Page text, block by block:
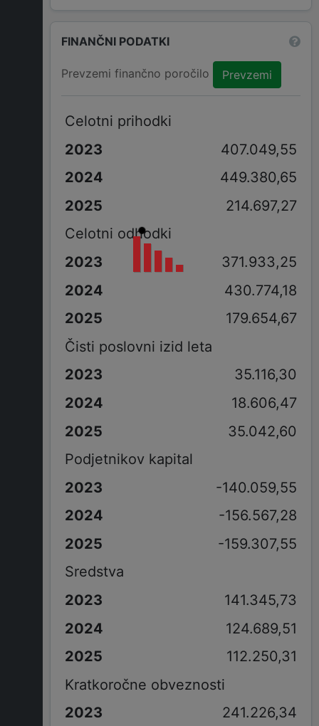
FINANČNI PODATKI
Prevzemi finančno poročilo Prevzemi
Celotni prihodki
407.049,55
449.380,65
214.697,27
Celotni odhodki
371.933,25
430.774,18
179.654,67
Čisti poslovni izid leta
35.116,30
18.606,47
35.042,60
Podjetnikov kapital
-140.059,55
-156.567,28
-159.307,55
Sredstva
141.345,73
124.689,51
112.250,31
Kratkoročne obveznosti
241.226,34